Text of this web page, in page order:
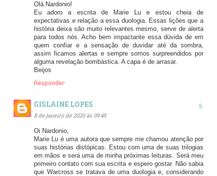
Olá Nardonio!
Eu adoro a escrita de Marie Lu e estou cheia de
expectativas e relação a essa duologia. Essas lições que a
história deixa são muito relevantes mesmo, serve de alerta
para todos nós. Acho bem impactante essa dúvida de em
quem confiar e a sensação de duvidar até da sombra,
assim ficamos alertas e sempre somos surpreendidos por
alguma revelação bombástica. A capa é de arrasar.
Beijos
Responder
GISLAINE LOPES
8 de janeiro de 2020 às 09:45
Oi Nardonio,
Marie Lu é uma autora que sempre me chamou atenção por
suas histórias distópicas. Estou com uma de suas trilogias
em mãos e será uma de minha próximas leituras. Será meu
primeiro contato com sua escrita e espero gostar. Não sabia
que Warcross se tratava de uma duologia e, considerando